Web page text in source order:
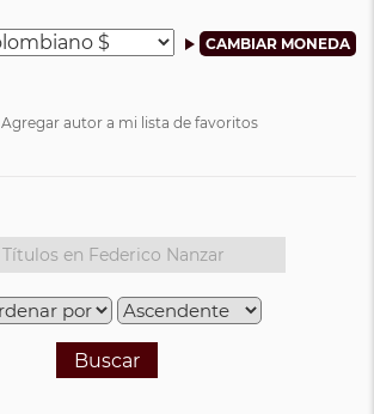
Agregar autor a mi lista de favoritos
Buscar